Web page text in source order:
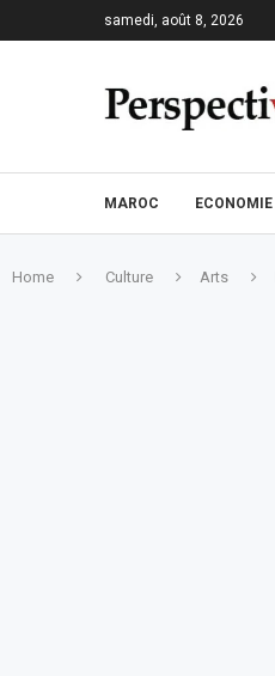
samedi, août 8, 2026
MAROC ECONOMIE
Home Culture Arts